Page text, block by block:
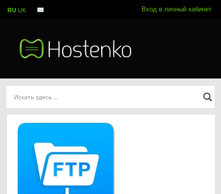
Вход в личный кабинет
RU UK